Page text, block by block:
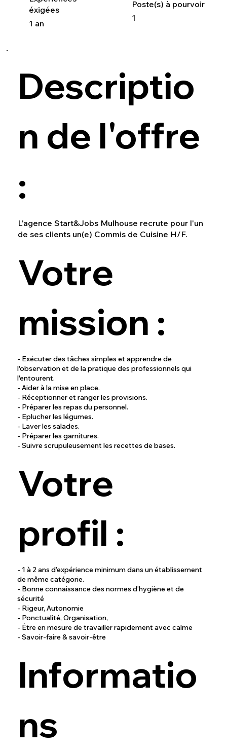
éxigées
1 an
Poste(s) à pourvoir
1
Descriptio
n de l'offre
:
L'agence Start&Jobs Mulhouse recrute pour l'un
de ses clients un(e) Commis de Cuisine H/F.
Votre
mission :
- Exécuter des tâches simples et apprendre de
l'observation et de la pratique des professionnels qui
l'entourent.
- Aider à la mise en place.
- Réceptionner et ranger les provisions.
- Préparer les repas du personnel.
- Eplucher les légumes.
- Laver les salades.
- Préparer les garnitures.
- Suivre scrupuleusement les recettes de bases.
Votre
profil :
- 1 à 2 ans d’expérience minimum dans un établissement
de même catégorie.
- Bonne connaissance des normes d'hygiène et de
sécurité
- Rigeur, Autonomie
- Ponctualité, Organisation,
- Être en mesure de travailler rapidement avec calme
- Savoir-faire & savoir-être
Informatio
ns